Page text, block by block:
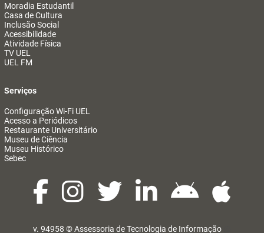
Moradia Estudantil
Casa de Cultura
Inclusão Social
Acessibilidade
Atividade Física
TV UEL
UEL FM
Serviços
Configuração Wi-Fi UEL
Acesso a Periódicos
Restaurante Universitário
Museu de Ciência
Museu Histórico
Sebec
v. 94958 ©Assessoria de Tecnologia de Informação